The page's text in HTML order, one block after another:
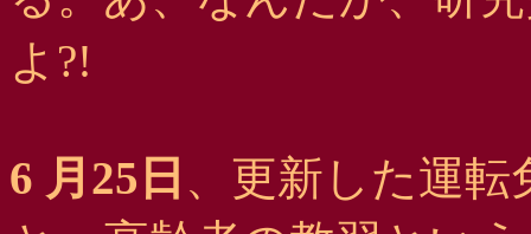
よ?!
6 月25日 、更新した運